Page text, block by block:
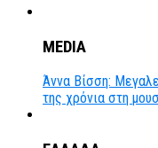
MEDIA
Άννα Βίσση:
της χρόνια στη